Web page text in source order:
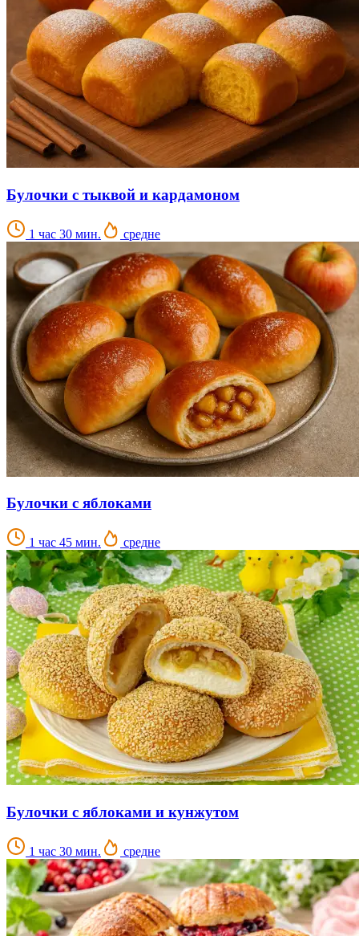
Булочки с тыквой и кардамоном
1 час 30 мин. средне
Булочки с яблоками
1 час 45 мин. средне
Булочки с яблоками и кунжутом
1 час 30 мин. средне